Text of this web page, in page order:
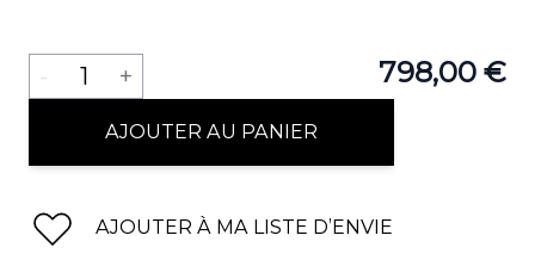
798,00 €
Quantité
- 1 +
AJOUTER AU PANIER
AJOUTER À MA LISTE D’ENVIE